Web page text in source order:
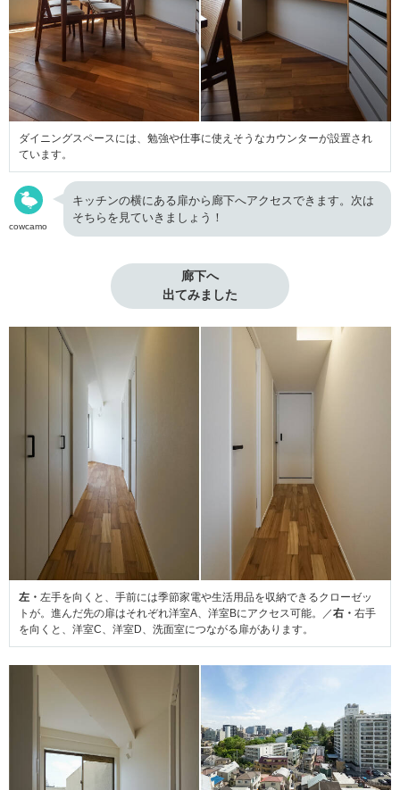
ダイニングスペースには、勉強や仕事に使えそうなカウンターが設置され
ています。
cowcamo
キッチンの横にある扉から廊下へアクセスできます。次は
そちらを見ていきましょう！
廊下へ
出てみました
左・ 左手を向くと、手前には季節家電や生活用品を収納できるクローゼッ
トが。進んだ先の扉はそれぞれ洋室A、洋室Bにアクセス可能。／右・ 右手
を向くと、洋室C、洋室D、洗面室につながる扉があります。